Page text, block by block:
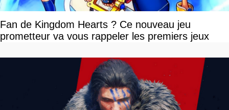
Fan de Kingdom Hearts ? Ce nouveau jeu
prometteur va vous rappeler les premiers jeux